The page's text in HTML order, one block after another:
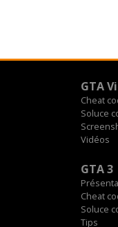
GTA
Cheat
Soluce
Vidéos
GTA 3
Cheat
Soluce
Tips